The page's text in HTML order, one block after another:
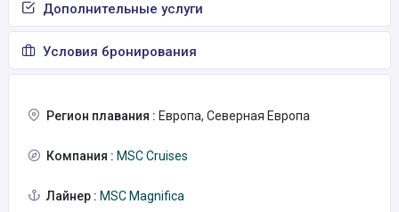
Дополнительные услуги
Условия бронирования
Регион плавания : Европа, Северная Европа
Компания : MSC Cruises
Лайнер : MSC Magnifica